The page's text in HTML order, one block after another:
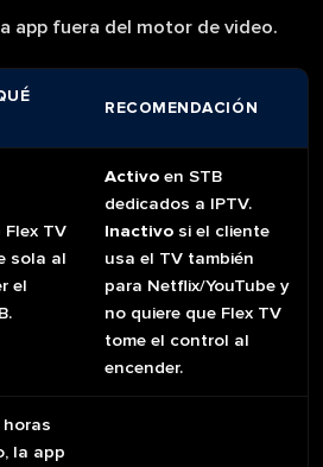
app fuera del motor de video.
RECOMENDACIÓN
Flex TV
sola al
el
Activo en STB
dedicados a IPTV.
Inactivo si el cliente
usa el TV también
para Netflix/YouTube y
no quiere que Flex TV
tome el control al
encender.
horas
la app